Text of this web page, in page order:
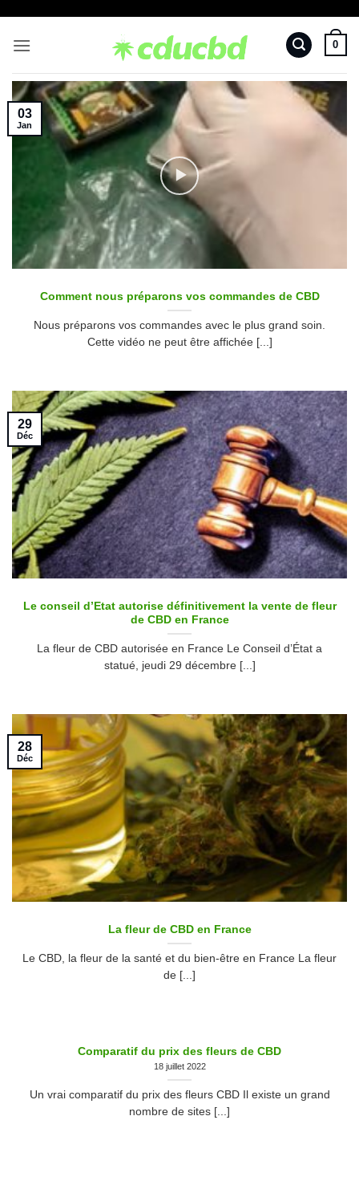
contenu
0
Comment nous préparons vos commandes de CBD
Nous préparons vos commandes avec le plus grand soin.
Cette vidéo ne peut être affichée [...]
03
Jan
Le conseil d’Etat autorise définitivement la vente de fleur
de CBD en France
La fleur de CBD autorisée en France Le Conseil d’État a
statué, jeudi 29 décembre [...]
29
Déc
La fleur de CBD en France
Le CBD, la fleur de la santé et du bien-être en France La fleur
de [...]
28
Déc
Comparatif du prix des fleurs de CBD
18 juillet 2022
Un vrai comparatif du prix des fleurs CBD Il existe un grand
nombre de sites [...]